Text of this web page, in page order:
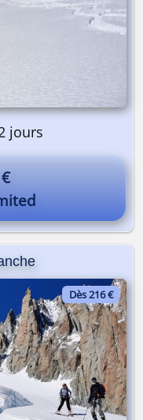
jours
Dès 216 €